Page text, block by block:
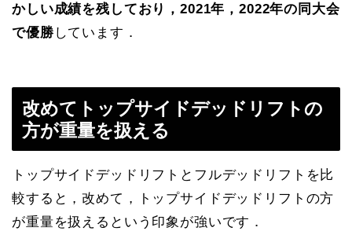
かしい成績を残しており，2021年，2022年の同大会
で優勝 しています．
改めてトップサイドデッドリフトの
方が重量を扱える
トップサイドデッドリフトとフルデッドリフトを比
較すると，改めて，トップサイドデッドリフトの方
が重量を扱えるという印象が強いです．